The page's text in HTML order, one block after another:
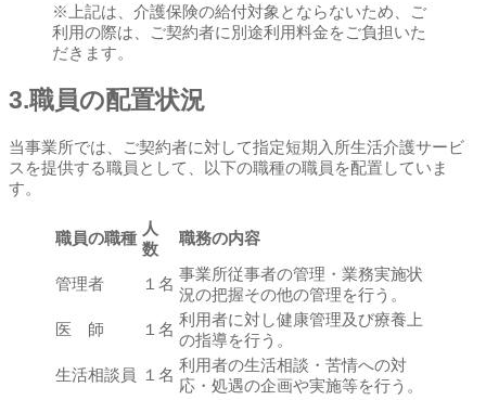
※上記は、介護保険の給付対象とならないため、ご
利用の際は、ご契約者に別途利用料金をご負担いた
だきます。
3.職員の配置状況
当事業所では、ご契約者に対して指定短期入所生活介護サービ
スを提供する職員として、以下の職種の職員を配置していま
す。
職員の職種
人
数
職務の内容
管理者 １名
事業所従事者の管理・業務実施状
況の把握その他の管理を行う。
医 師
１名
利用者に対し健康管理及び療養上
の指導を行う。
生活相談員
１名
利用者の生活相談・苦情への対
応・処遇の企画や実施等を行う。